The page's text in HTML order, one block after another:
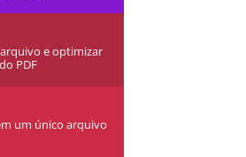
e optimizar
PDF
um único arquivo